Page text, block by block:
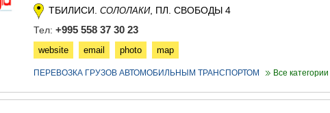
ТБИЛИСИ. СОЛОЛАКИ, ПЛ. СВОБОДЫ 4
Тел: +995 558 37 30 23
website email photo map
ПЕРЕВОЗКА ГРУЗОВ АВТОМОБИЛЬНЫМ ТРАНСПОРТОМ Все категории